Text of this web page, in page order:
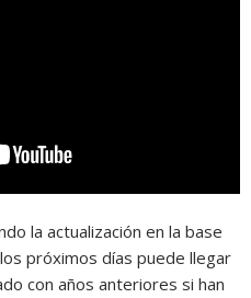
la actualización en la base
próximos días puede llegar
con años anteriores si han